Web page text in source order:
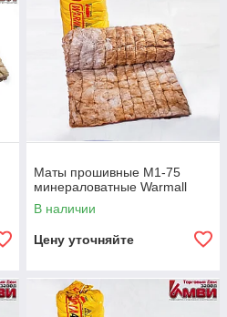
Маты прошивные М1-75
минераловатные Warmall
В наличии
Цену уточняйте